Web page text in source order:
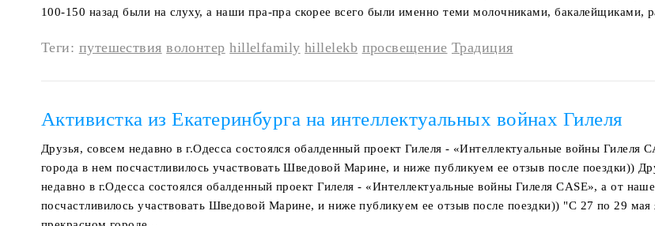
100-150 назад были на слуху, а наши пра-пра скорее всего были именно теми молочниками, бакалейщиками,
Теги: путешествия волонтер hillelfamily hillelekb просвещение Традиция
Активистка из Екатеринбурга на интеллектуальных войнах Гилеля
Друзья, совсем недавно в г.Одесса состоялся обалденный проект Гилеля - «Интеллектуальные войны Гилеля
города в нем посчастливилось участвовать Шведовой Марине, и ниже публикуем ее отзыв после поездки))
недавно в г.Одесса состоялся обалденный проект Гилеля - «Интеллектуальные войны Гилеля CASE», а от
посчастливилось участвовать Шведовой Марине, и ниже публикуем ее отзыв после поездки)) "С 27 по 29 мая